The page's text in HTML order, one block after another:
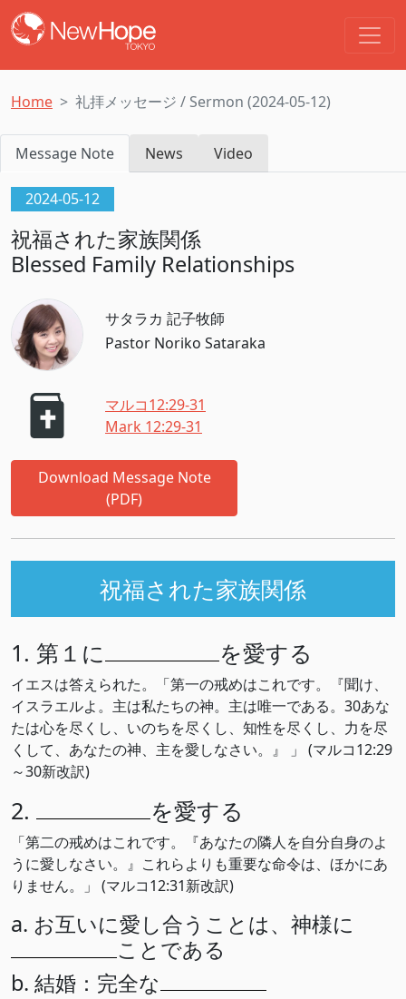
Home 礼拝メッセージ / Sermon (2024-05-12)
Message Note News Video
2024-05-12
祝福された家族関係
Blessed Family Relationships
サタラカ 記子牧師
Pastor Noriko Sataraka
マルコ12:29-31
Mark 12:29-31
Download Message Note
(PDF)
祝福された家族関係
1. 第１に を愛する
イエスは答えられた。「第一の戒めはこれです。『聞け、
イスラエルよ。主は私たちの神。主は唯一である。30あな
たは心を尽くし、いのちを尽くし、知性を尽くし、力を尽
くして、あなたの神、主を愛しなさい。』 」 (マルコ12:29
～30新改訳)
2. を愛する
「第二の戒めはこれです。『あなたの隣人を自分自身のよ
うに愛しなさい。』これらよりも重要な命令は、ほかにあ
りません。」 (マルコ12:31新改訳)
a. お互いに愛し合うことは、神様に
ことである
b. 結婚：完全な